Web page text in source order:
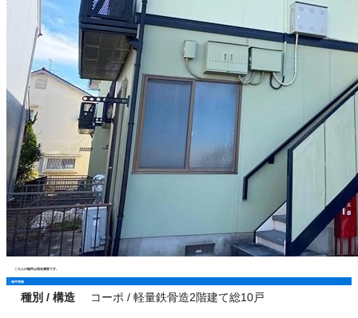
こちらの物件は現在満室です。
物件情報
種別 / 構造 コーポ / 軽量鉄骨造2階建て総10戸